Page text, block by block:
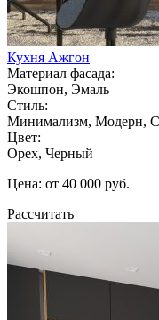
Кухня Ажгон
Материал фасада:
Экошпон, Эмаль
Стиль:
Минимализм, Модерн,
Цвет:
Орех, Черный
Цена: от 40 000 руб.
Рассчитать